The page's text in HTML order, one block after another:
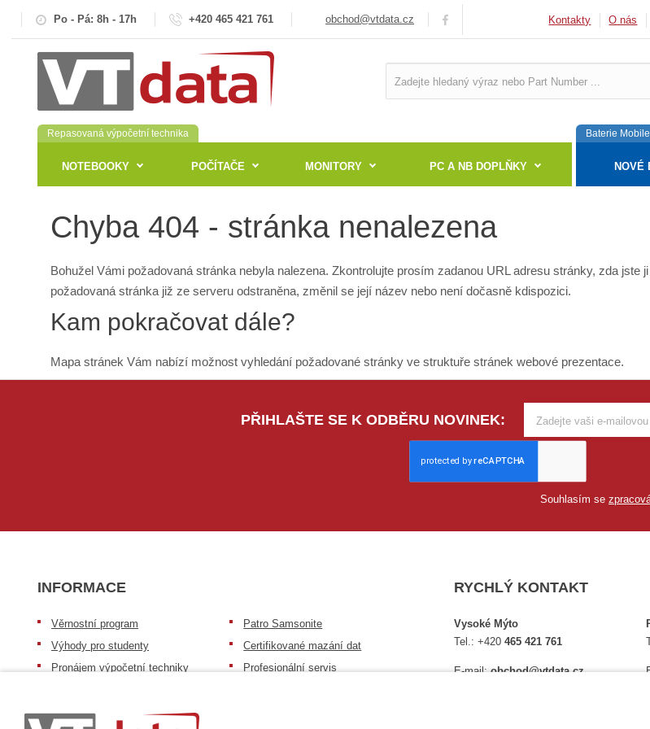
Po - Pá: 8h - 17h +420 465 421 761 obchod@vtdata.cz Kontakty O nás
Repasovaná výpočetní technika
NOTEBOOKY POČÍTAČE MONITORY PC A NB DOPLŇKY
Baterie
NOVÉ
Chyba 404 - stránka nenalezena
Bohužel Vámi požadovaná stránka nebyla nalezena. Zkontrolujte prosím zadanou URL adresu stránky, zda
požadovaná stránka již ze serveru odstraněna, změnil se její název nebo není dočasně kdispozici.
Kam pokračovat dále?
Mapa stránek Vám nabízí možnost vyhledání požadované stránky ve struktuře stránek webové prezentace.
PŘIHLAŠTE SE K ODBĚRU NOVINEK:
Souhlasím se
INFORMACE
Věrnostní program
Výhody pro studenty
Pronájem výpočetní techniky
Patro repasovaná výpočetní
Patro Samsonite
Certifikované mazání dat
Profesionální servis
RYCHLÝ KONTAKT
Vysoké Mýto
Tel.:+420465 421 761
E-mail:obchod@vtdata.cz